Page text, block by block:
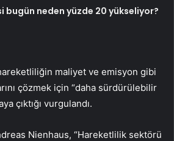
bugün neden yüzde 20 yükseliyor?
maliyet ve emisyon gibi
çözmek için “daha sürdürülebilir
çıktığı vurgulandı.
Nienhaus, “Hareketlilik sektörü